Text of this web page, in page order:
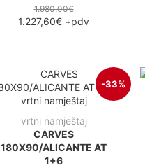
1.980,00€
1.227,60€ +pdv
-33%
vrtni namještaj
CARVES
180X90/ALICANTE AT
1+6